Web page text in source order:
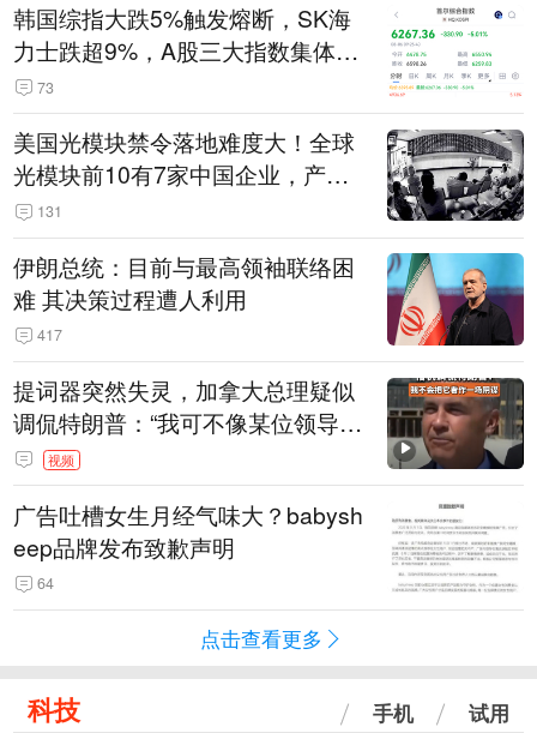
韩国综指大跌5%触发熔断，SK海
力士跌超9%，A股三大指数集体低
开 73
美国光模块禁令落地难度大！全球
光模块前10有7家中国企业，产业
界人士：想“脱钩”并不容易
131
伊朗总统：目前与最高领袖联络困
难 其决策过程遭人利用
417
提词器突然失灵，加拿大总理疑似
调侃特朗普：“我可不像某位领导
人，把这当成一场阴谋”，全场哄笑
视频
广告吐槽女生月经气味大？babysh
eep品牌发布致歉声明
64
点击查看更多
科技 手机 试用